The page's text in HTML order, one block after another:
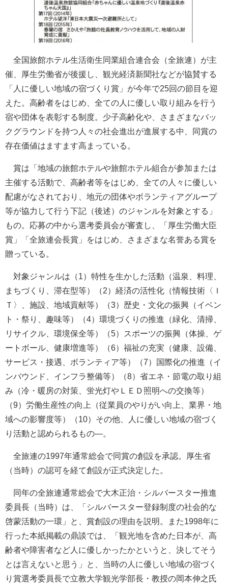
全国旅館ホテル生活衛生同業組合連合会（全旅連）が主
催、厚生労働省が後援し、観光経済新聞社などが協賛する
「人に優しい地域の宿づくり賞」が今年で25回の節目を迎
えた。高齢者をはじめ、全ての人に優しい取り組みを行う
宿や団体を表彰する制度。少子高齢化や、さまざまなバッ
クグラウンドを持つ人々の社会進出が進展する中、同賞の
存在価値はますます高まっている。
賞は「地域の旅館ホテルや旅館ホテル組合が参加または
主催する活動で、高齢者等をはじめ、全ての人々に優しい
配慮がなされており、地元の団体やボランティアグループ
等が協力して行う下記（後述）のジャンルを対象とする」
もの。応募の中から選考委員会が審査し、「厚生労働大臣
賞」「全旅連会長賞」をはじめ、さまざまな名誉ある賞を
贈っている。
対象ジャンルは（1）特性を生かした活動（温泉、料理、
まちづくり、滞在型等）（2）経済の活性化（情報技術〈Ｉ
Ｔ〉、施設、地域貢献等）（3）歴史・文化の振興（イベン
ト・祭り、趣味等）（4）環境づくりの推進（緑化、清掃、
リサイクル、環境保全等）（5）スポーツの振興（体操、ゲ
ートボール、健康増進等）（6）福祉の充実（健康、設備、
サービス・接遇、ボランティア等）（7）国際化の推進（イ
ンバウンド、インフラ整備等）（8）省エネ・節電の取り組
み（冷・暖房の対策、蛍光灯やＬＥＤ照明への交換等）
（9）労働生産性の向上（従業員のやりがい向上、業界・地
域への影響度等）（10）その他、人に優しい地域の宿づく
り活動と認められるもの―。
全旅連の1997年通常総会で同賞の創設を承認。厚生省
（当時）の認可を経て創設が正式決定した。
同年の全旅連通常総会で大木正治・シルバースター推進
委員長（当時）は、「シルバースター登録制度の社会的な
啓蒙活動の一環」と、賞創設の理由を説明。また1998年に
行った本紙掲載の鼎談では、「観光地を含めた日本が、高
齢者や障害者など人に優しかったかというと、決してそう
とは言えないと思う」と、当時の人に優しい地域の宿づく
り賞選考委員長で立教大学観光学部長・教授の岡本伸之氏